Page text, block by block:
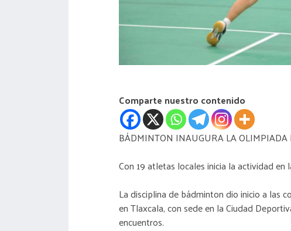
Comparte nuestro contenido
BÁDMINTON INAUGURA LA
Con 19 atletas locales inicia la actividad
La disciplina de bádminton dio inicio a las
en Tlaxcala, con sede en la Ciudad
encuentros.